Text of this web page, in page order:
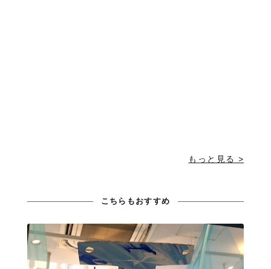
もっと見る >
こちらもおすすめ